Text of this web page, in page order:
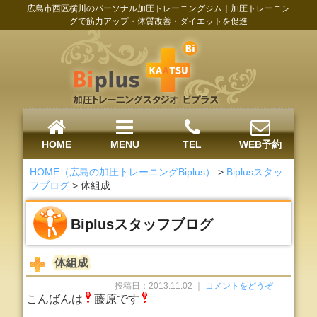
広島市西区横川のパーソナル加圧トレーニングジム｜加圧トレーニン
グで筋力アップ・体質改善・ダイエットを促進
HOME MENU TEL WEB予約
HOME（広島の加圧トレーニングBiplus） > Biplusスタッ
フブログ >体組成
Biplusスタッフブログ
体組成
投稿日：2013.11.02 ｜ コメントをどうぞ
こんばんは 藤原です